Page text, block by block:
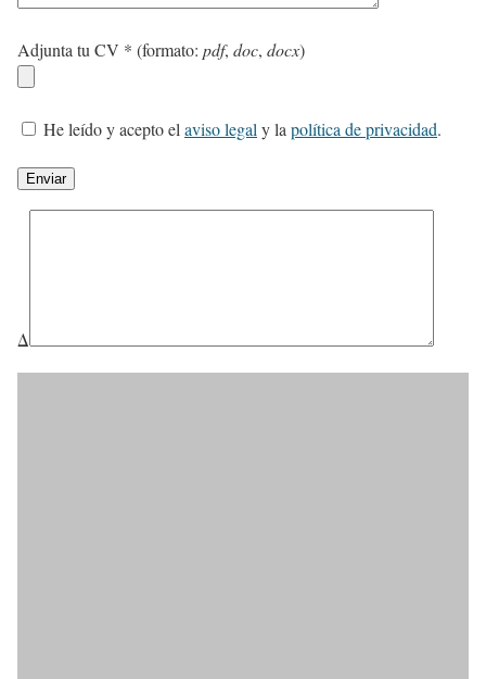
Adjunta tu CV * (formato: pdf, doc, docx)
He leído y acepto el aviso legal y la política de privacidad.
Δ